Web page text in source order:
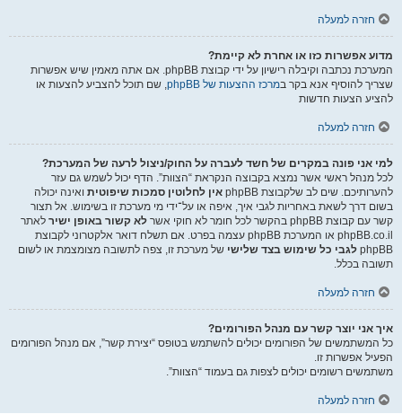
חזרה למעלה
מדוע אפשרות כזו או אחרת לא קיימת?
המערכת נכתבה וקיבלה רישיון על ידי קבוצת phpBB. אם אתה מאמין שיש אפשרות
שצריך להוסיף אנא בקר במרכז ההצעות של phpBB
, שם תוכל להצביע להצעות או
להציע הצעות חדשות
חזרה למעלה
למי אני פונה במקרים של חשד לעברה על החוק/ניצול לרעה של המערכת?
לכל מנהל ראשי אשר נמצא בקבוצה הנקראת “הצוות”. הדף יכול לשמש גם עזר
להערותיכם. שים לב שלקבוצת phpBB
אין לחלוטין סמכות שיפוטית ואינה יכולה
בשום דרך לשאת באחריות לגבי איך, איפה או על־ידי מי מערכת זו בשימוש. אל תצור
קשר עם קבוצת phpBB בהקשר לכל חומר לא חוקי אשר
לא קשור באופן ישיר לאתר
phpBB.co.il או המערכת phpBB עצמה בפרט. אם תשלח דואר אלקטרוני לקבוצת
phpBB לגבי כל שימוש בצד שלישי של מערכת זו, צפה לתשובה מצומצמת או לשום
תשובה בכלל.
חזרה למעלה
איך אני יוצר קשר עם מנהל הפורומים?
כל המשתמשים של הפורומים יכולים להשתמש בטופס “יצירת קשר”, אם מנהל הפורומים
הפעיל אפשרות זו.
משתמשים רשומים יכולים לצפות גם בעמוד “הצוות”.
חזרה למעלה